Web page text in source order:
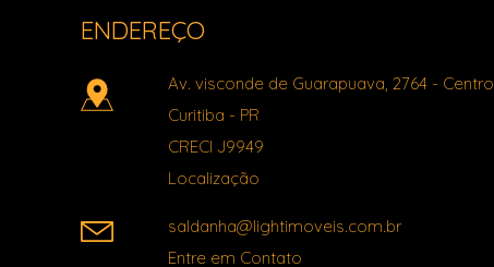
ENDEREÇO
Av. visconde de Guarapuava, 2764 - Centro
Curitiba - PR
CRECI J9949
Localização
saldanha@lightimoveis.com.br
Entre em Contato